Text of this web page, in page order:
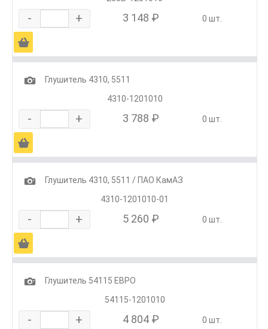
- + 3 148 ₽ 0 шт.
Ä
1
Глушитель 4310, 5511
4310-1201010
- + 3 788 ₽ 0 шт.
Ä
1
Глушитель 4310, 5511 / ПАО КамАЗ
4310-1201010-01
- + 5 260 ₽ 0 шт.
Ä
1
Глушитель 54115 ЕВРО
54115-1201010
- + 4 804 ₽ 0 шт.